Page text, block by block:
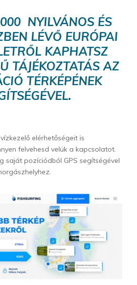
NYILVÁNOS ÉS
LÉVŐ EURÓPAI
KAPHATSZ
TÁJÉKOZTATÁS AZ
TÉRKÉPÉNEK
elérhetőségeit is
felvehesd velük a kapcsolatot.
saját pozíciódból GPS segítségével